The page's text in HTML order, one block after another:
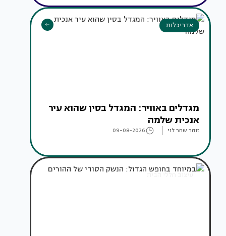
אדריכלות
מגדלים באוויר: המגדל בסין שהוא עיר
אנכית שלמה
זוהר שחר לוי 09-08-2026